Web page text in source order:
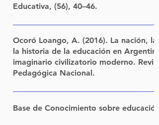
Educativa, (56), 40–46.
LINK
Ocoró Loango, A. (2016). La nación,
la historia de la educación en
imaginario civilizatorio moderno.
Pedagógica Nacional.
LINK
Base de Conocimiento sobre educación